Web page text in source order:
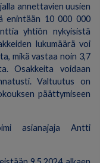
annettavien uusien
enintään 10 000 000
yhtiön nykyisistä
lukumäärä voi
mikä vastaa noin 3,7
Osakkeita voidaan
Valtuutus on
päättymiseen
asianajaja Antti